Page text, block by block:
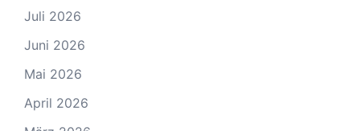
Juli 2026
Juni 2026
Mai 2026
April 2026